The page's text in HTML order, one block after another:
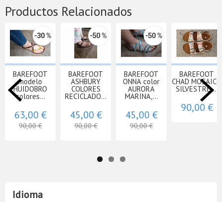
Idioma
Productos Relacionados
-30 %
BAREFOOT
modelo
HUIDOBRO
colores...
63,00 €
90,00 €
-50 %
BAREFOOT
ASHBURY
COLORES
RECICLADO...
45,00 €
90,00 €
-50 %
BAREFOOT
ONNA color
AURORA
MARINA,...
45,00 €
90,00 €
BAREFOOT
CHAD MOSAICO
SILVESTRE,...
90,00 €